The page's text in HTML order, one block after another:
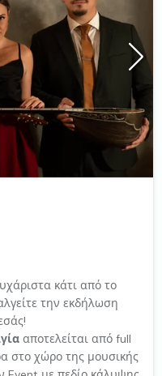
κάτι από το
την εκδήλωση
αποτελείται από full
στο χώρο της μουσικής